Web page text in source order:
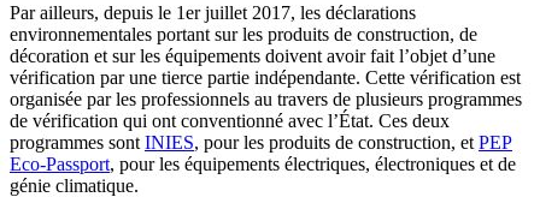
Par ailleurs, depuis le 1er juillet 2017, les déclarations
environnementales portant sur les produits de construction, de
décoration et sur les équipements doivent avoir fait l’objet d’une
vérification par une tierce partie indépendante. Cette vérification est
organisée par les professionnels au travers de plusieurs programmes
de vérification qui ont conventionné avec l’État. Ces deux
programmes sont INIES, pour les produits de construction, et PEP
Eco-Passport, pour les équipements électriques, électroniques et de
génie climatique.